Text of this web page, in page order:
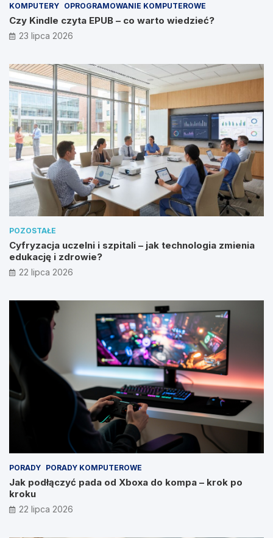
KOMPUTERY OPROGRAMOWANIE KOMPUTEROWE
Czy Kindle czyta EPUB – co warto wiedzieć?
23 lipca 2026
POZOSTAŁE
Cyfryzacja uczelni i szpitali – jak technologia zmienia
edukację i zdrowie?
22 lipca 2026
PORADY PORADY KOMPUTEROWE
Jak podłączyć pada od Xboxa do kompa – krok po
kroku
22 lipca 2026